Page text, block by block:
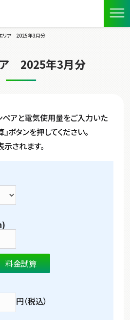
リア 2025年3月分
2025年3月分
アと電気使用量をご入力いた
ボタンを押してください。
されます。
円（税込）